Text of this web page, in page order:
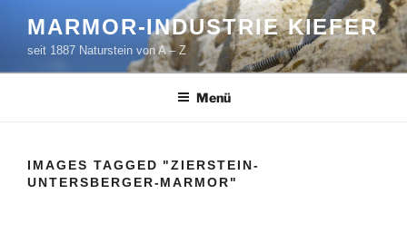
Inhalt
springen
MARMOR-INDUSTRIE KIEFER
seit 1887 Naturstein von A – Z
Menü
IMAGES TAGGED "ZIERSTEIN-
UNTERSBERGER-MARMOR"